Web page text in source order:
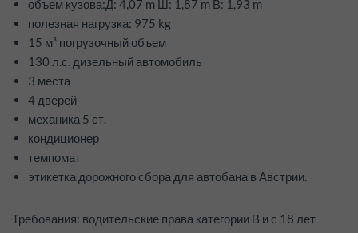
объем кузова:Д: 4,07 m Ш: 1,87 m В: 1,93 m
полезная нагрузка: 975 kg
15 м³ погрузочный объем
130 л.с. дизельный автомобиль
3 места
4 дверей
механика 5 ст.
кондиционер
темпомат
этикетка дорожного сбора для автобана в Австрии.
Требования: водительские права категории В и с 18 лет